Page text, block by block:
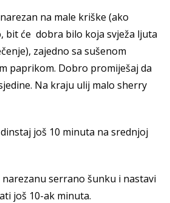
na male kriške (ako
bit će dobra bilo koja svježa ljuta
zajedno sa sušenom
paprikom. Dobro promiješaj da
Na kraju ulij malo sherry
još 10 minuta na srednjoj
serrano šunku i nastavi
još 10-ak minuta.